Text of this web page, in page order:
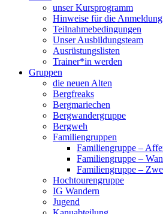
unser Kursprogramm
Hinweise für die Anmeldung
Teilnahmebedingungen
Unser Ausbildungsteam
Ausrüstungslisten
Trainer*in werden
Gruppen
die neuen Alten
Bergfreaks
Bergmariechen
Bergwandergruppe
Bergweh
Familiengruppen
Familiengruppe –
Familiengruppe –
Familiengruppe –
Hochtourengruppe
IG Wandern
Jugend